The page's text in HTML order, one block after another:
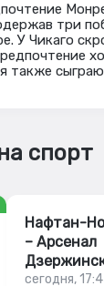
три
У Чикаго
также
спорт
Нафтан-
– Арсенал
сегодня,